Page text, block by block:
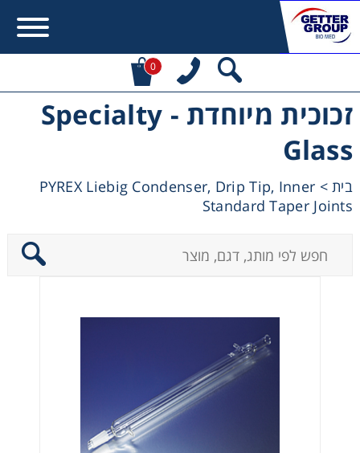
0
זכוכית מיוחדת - Specialty
Glass
בית>
PYREX Liebig Condenser, Drip Tip, Inner
Standard Taper Joints
Error:Contact form not found.
Centrifuges
Chromatography